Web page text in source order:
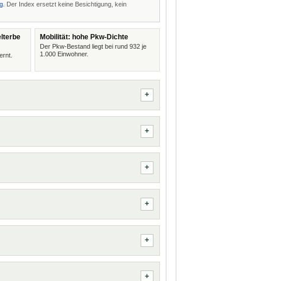
. Der Index ersetzt keine Besichtigung, kein
Mobilität: hohe Pkw-Dichte
Der Pkw-Bestand liegt bei rund 932 je
1.000 Einwohner.